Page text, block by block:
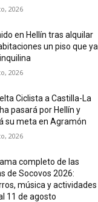
2026
en Hellín tras alquilar
un piso que ya
2026
Ciclista a Castilla-La
pasará por Hellín y
su meta en Agramón
2026
completo de las
de Socovos 2026:
música y actividades
11 de agosto